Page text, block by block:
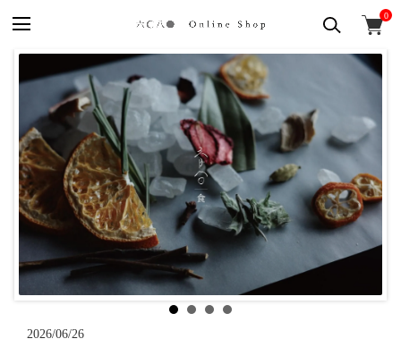
0
2026/06/26